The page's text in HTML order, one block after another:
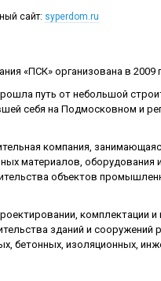
сайт: syperdom.ru
«ПСК» организована в 2009
путь от небольшой
себя на Подмосковном и
компания,
материалов, оборудования
объектов
комплектации
зданий и сооружений
бетонных, изоляционных,